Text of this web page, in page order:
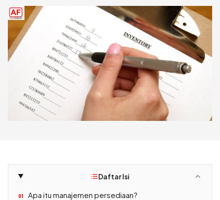
Daftar Isi
01 Apa itu manajemen persediaan?